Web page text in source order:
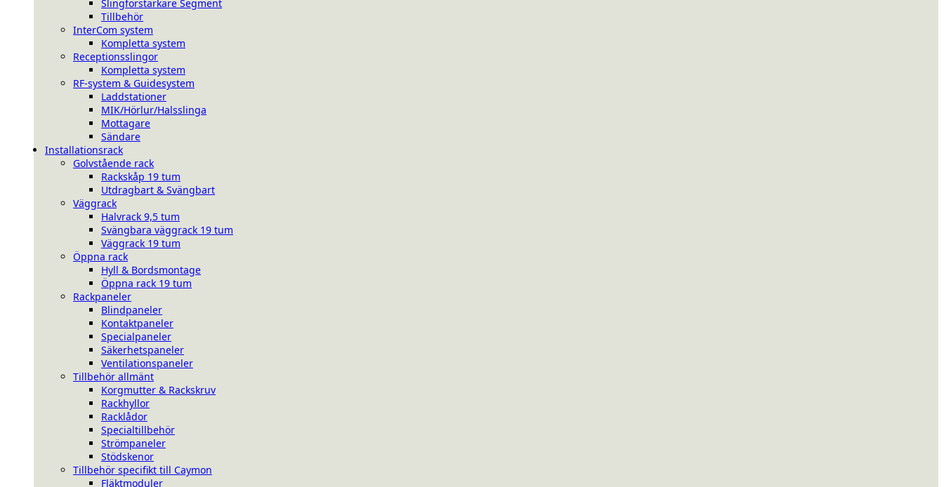
Slingförstärkare Segment
Tillbehör
InterCom system
Kompletta system
Receptionsslingor
Kompletta system
RF-system & Guidesystem
Laddstationer
MIK/Hörlur/Halsslinga
Mottagare
Sändare
Installationsrack
Golvstående rack
Rackskåp 19 tum
Utdragbart & Svängbart
Väggrack
Halvrack 9,5 tum
Svängbara väggrack 19 tum
Väggrack 19 tum
Öppna rack
Hyll & Bordsmontage
Öppna rack 19 tum
Rackpaneler
Blindpaneler
Kontaktpaneler
Specialpaneler
Säkerhetspaneler
Ventilationspaneler
Tillbehör allmänt
Korgmutter & Rackskruv
Rackhyllor
Racklådor
Specialtillbehör
Strömpaneler
Stödskenor
Tillbehör specifikt till Caymon
Fläktmoduler